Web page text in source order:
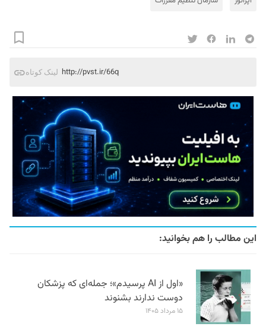
لینک کوتاه http://pvst.ir/66q
این مطالب را هم بخوانید:
«اول از AI پرسیدم»؛ جمله‌ای که پزشکان
دوست ندارند بشنوند
۱۵ مرداد ۱۴۰۵